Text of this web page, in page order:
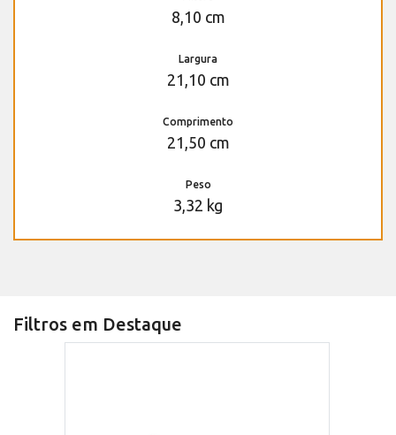
8,10 cm
Largura
21,10 cm
Comprimento
21,50 cm
Peso
3,32 kg
Filtros em Destaque